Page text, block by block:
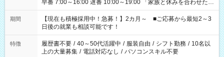
早番 7:00～16:00 遅番 10:00～19:00 「家族と休みを合わせた
い」 「余裕を持って夕飯の準備がしたい」 「できれば残業はし
たくない」 など、ご希望を教えてくださいね。 ※Wワーク希望
の方へ 今ご覧のお仕事で希望する勤務時間と、もう1つのお仕事
の勤務時間。 合計で週40時間を超える場合は応募できません。
期間
【現在も積極採用中！急募！】2カ月～ ■ご応募から最短2～3
日後の就業も相談可能です！
特徴 履歴書不要 / 40～50代活躍中 / 服装自由 / シフト勤務 / 10名以
上の大量募集 / 電話対応なし / パソコンスキル不要